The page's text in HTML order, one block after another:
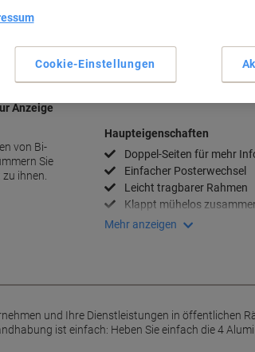
Anzeige
von Bi-
Sie
ihnen.
Haupteigenschaften
Doppel-Seiten für mehr
Einfacher Posterwechsel
Leicht tragbarer Rahmen
Klappt mühelos
Mehr anzeigen
und Ihre Dienstleistungen in öffentlichen
ist einfach: Heben Sie einfach die 4
Cookie-Einstellungen